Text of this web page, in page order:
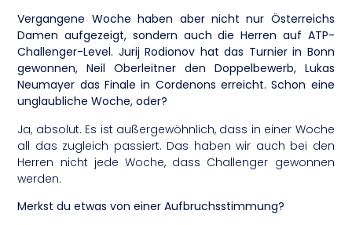
Vergangene Woche haben aber nicht nur Österreichs
Damen aufgezeigt, sondern auch die Herren auf ATP-
Challenger-Level. Jurij Rodionov hat das Turnier in Bonn
gewonnen, Neil Oberleitner den Doppelbewerb, Lukas
Neumayer das Finale in Cordenons erreicht. Schon eine
unglaubliche Woche, oder?
Ja, absolut. Es ist außergewöhnlich, dass in einer Woche
all das zugleich passiert. Das haben wir auch bei den
Herren nicht jede Woche, dass Challenger gewonnen
werden.
Merkst du etwas von einer Aufbruchsstimmung?